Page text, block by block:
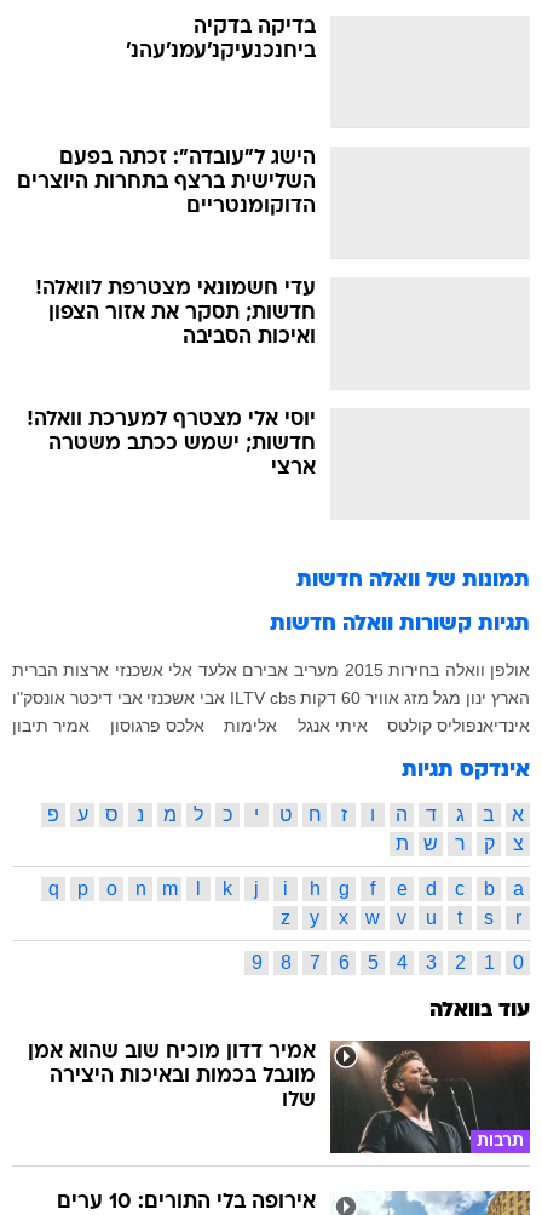
בדיקה בדקיה
ביחנכנעיקנ'עמנ'עהנ'
הישג ל"עובדה": זכתה בפעם
השלישית ברצף בתחרות היוצרים
הדוקומנטריים
עדי חשמונאי מצטרפת לוואלה!
חדשות; תסקר את אזור הצפון
ואיכות הסביבה
יוסי אלי מצטרף למערכת וואלה!
חדשות; ישמש ככתב משטרה
ארצי
תמונות של וואלה חדשות
תגיות קשורות וואלה חדשות
אולפן וואלה בחירות 2015 מעריב אבירם אלעד אלי אשכנזי ארצות הברית
הארץ ינון מגל מזג אוויר 60 דקות cbs
ILTV אבי אשכנזי אבי דיכטר אונסק"ו
אינדיאנפוליס קולטס
איתי אנגל אלימות אלכס פרגוסון אמיר תיבון
אינדקס תגיות
א ב ג ד ה ו ז ח ט י כ ל מ נ ס ע
פ
צ
ק ר ש ת
a
b
c
d
e
f
g
h
i
j
k
m
n
o
p
q
r
s
t
u
v
w
x
y
z
0
1
2
3
4
5
6
7
8
9
עוד בוואלה
תרבות
אמיר דדון מוכיח שוב שהוא אמן
מוגבל בכמות ובאיכות היצירה
שלו
אירופה בלי התורים: 10 ערים